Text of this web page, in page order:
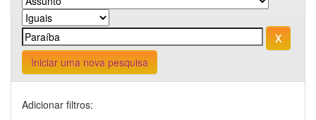
Iniciar uma nova pesquisa
Adicionar filtros: